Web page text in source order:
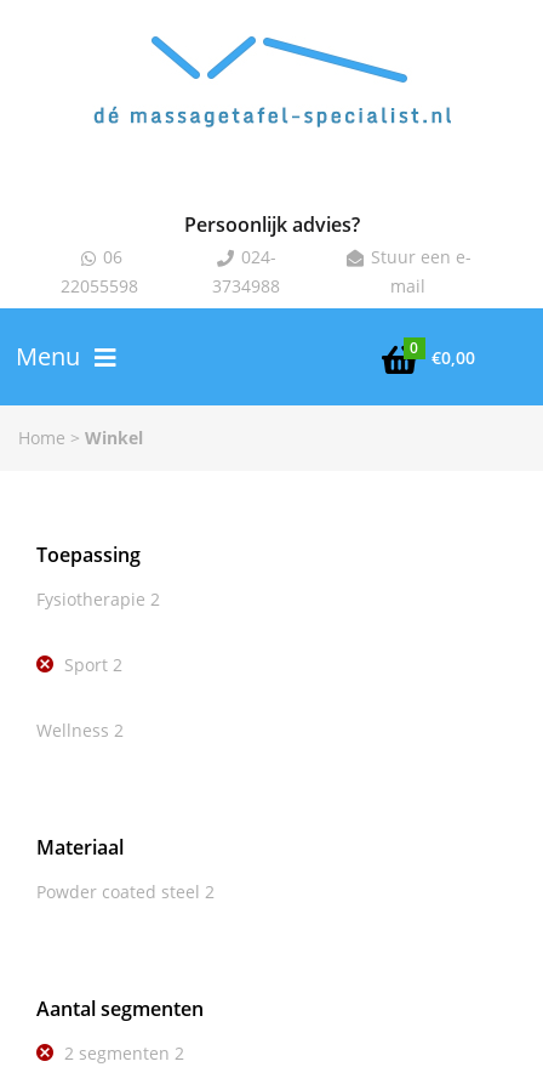
Persoonlijk advies?
 06
22055598
 024-
3734988
 Stuur een e-
mail

0 €0,00
Menu
Home > Winkel
Toepassing
Fysiotherapie 2
Sport 2
Wellness 2
Materiaal
Powder coated steel 2
Aantal segmenten
2 segmenten 2